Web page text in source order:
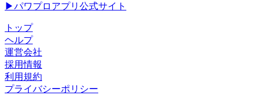
▶パワプロアプリ公式サイト
トップ
ヘルプ
運営会社
採用情報
利用規約
プライバシーポリシー